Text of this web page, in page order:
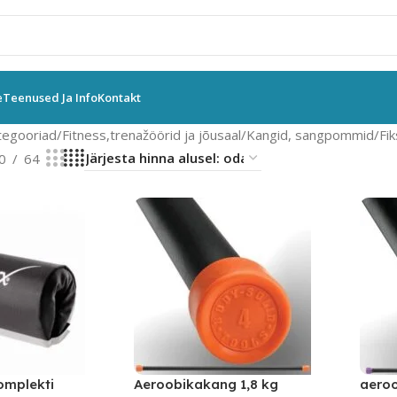
Teenused Ja InfoKontakt
Fitness,trenažöörid ja jõusaal Kangid, sangpommid
64
Aeroobikakang 1,8 kg